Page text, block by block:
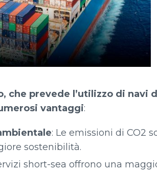
che prevede l’utilizzo di
vantaggi:
: Le emissioni di CO2
sostenibilità.
short-sea offrono una